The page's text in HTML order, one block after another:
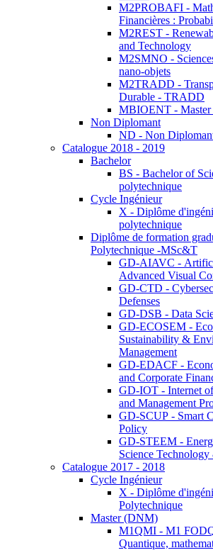
M2PROBAFI -
Financières :
M2REST -
and Technology
M2SMNO -
nano-objets
M2TRADD -
Durable - TRADD
MBIOENT - Master
Non Diplomant
ND - Non
Catalogue 2018 - 2019
Bachelor
BS - Bachelor of
polytechnique
Cycle Ingénieur
X - Diplôme
polytechnique
Diplôme de formation
Polytechnique -MSc&T
GD-AIAVC -
Advanced Visual
GD-CTD -
Defenses
GD-DSB - Data
GD-ECOSEM -
Sustainability &
Management
GD-EDACF -
and Corporate
GD-IOT - Internet
and Management
GD-SCUP - Smart
Policy
GD-STEEM -
Science
Catalogue 2017 - 2018
Cycle Ingénieur
X - Diplôme
Polytechnique
Master (DNM)
M1QMI - M1
Quantique,